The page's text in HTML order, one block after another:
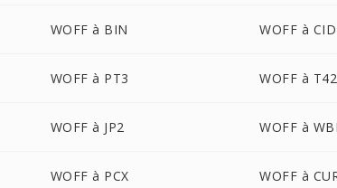
WOFF à BIN WOFF à CID
WOFF à PT3 WOFF à T42
WOFF à JP2 WOFF à
WOFF à PCX WOFF à